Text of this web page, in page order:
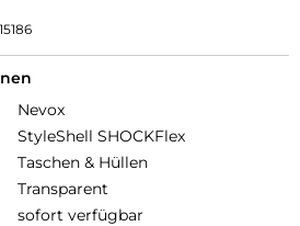
Nevox
StyleShell SHOCKFlex
Taschen & Hüllen
Transparent
sofort verfügbar